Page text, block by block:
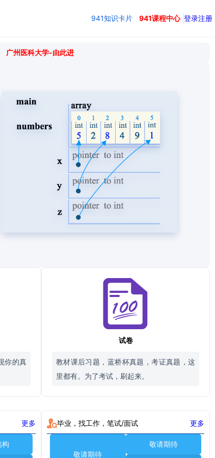
941知识卡片 941课程中心 登录注册
广州医科大学-由此进
你的真
试卷
教材课后习题，蓝桥杯真题，考证真题，这
里都有。为了考试，刷起来。
更多
构
毕业，找工作，笔试/面试 更多
敬请期待
敬请期待